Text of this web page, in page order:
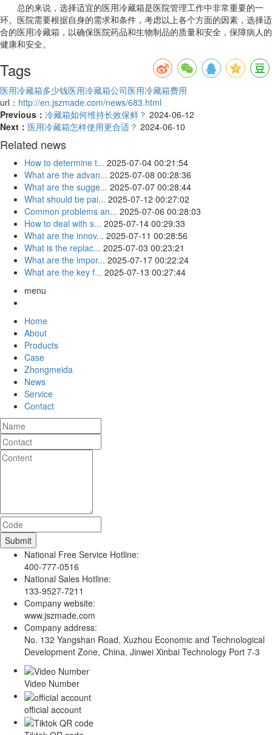
总的来说，选择适宜的医用冷藏箱是医院管理工作中非常重要的一
环。医院需要根据自身的需求和条件，考虑以上各个方面的因素，选择适
合的医用冷藏箱，以确保医院药品和生物制品的质量和安全，保障病人的
健康和安全。
Tags
医用冷藏箱多少钱医用冷藏箱公司医用冷藏箱费用
url： http://en.jszmade.com/news/683.html
Previous： 冷藏箱如何维持长效保鲜？ 2024-06-12
Next： 医用冷藏箱怎样使用更合适？ 2024-06-10
Related news
How to determine t... 2025-07-04 00:21:54
What are the advan... 2025-07-08 00:28:36
What are the sugge... 2025-07-07 00:28:44
What should be pai... 2025-07-12 00:27:02
Common problems an... 2025-07-06 00:28:03
How to deal with s... 2025-07-14 00:29:33
What are the innov... 2025-07-11 00:28:56
What is the replac... 2025-07-03 00:23:21
What are the impor... 2025-07-17 00:22:24
What are the key f... 2025-07-13 00:27:44
menu
Home
About
Products
Case
Zhongmeida
News
Service
Contact
National Free Service Hotline:
400-777-0516
National Sales Hotline:
133-9527-7211
Company website:
www.jszmade.com
Company address:
No. 132 Yangshan Road, Xuzhou Economic and Technological
Development Zone, China, Jinwei Xinbai Technology Port 7-3
Video Number
official account